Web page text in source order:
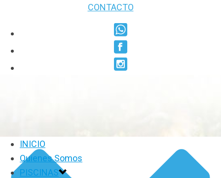
CONTACTO
INICIO
Quienes Somos
PISCINAS